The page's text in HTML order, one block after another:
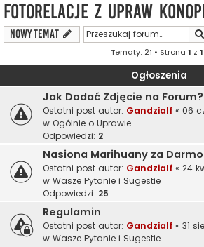
Fotorelacje z Upraw
NOWY TEMAT
Tematy: 21 • Strona 1 z 1
Ogłoszenia
Jak Dodać Zdjęcie na Forum?
Ostatni post autor: Gandzialf « 06
w Ogólnie o Uprawie
Odpowiedzi: 2
Nasiona Marihuany za Darmo
Ostatni post autor: Gandzialf « 24
w Wasze Pytanie i Sugestie
Odpowiedzi: 25
Regulamin
Ostatni post autor: Gandzialf « 31
w Wasze Pytanie i Sugestie